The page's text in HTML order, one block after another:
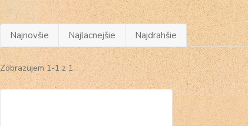
Najnovšie Najlacnejšie Najdrahšie
Zobrazujem 1-1 z 1